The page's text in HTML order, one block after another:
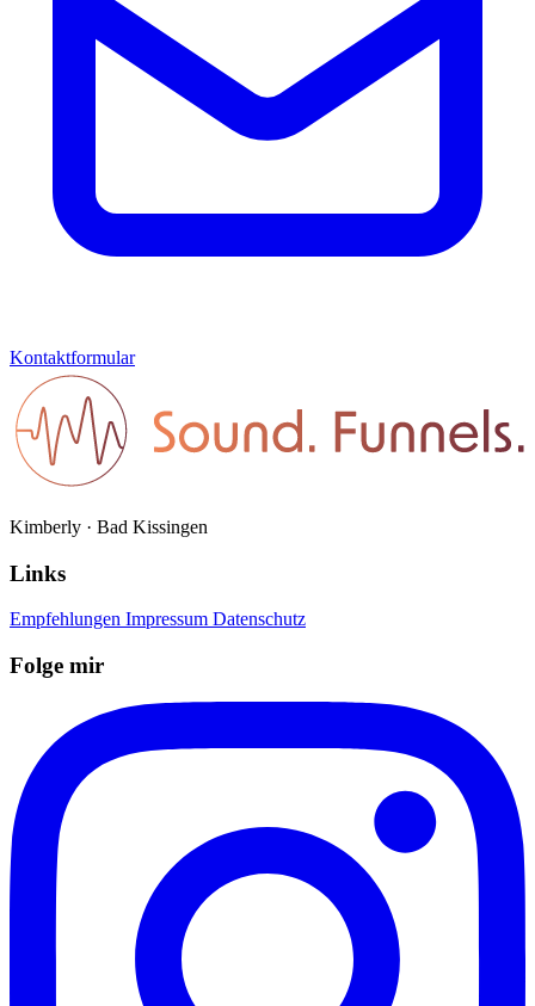
Kontaktformular
Kimberly · Bad Kissingen
Links
Empfehlungen Impressum Datenschutz
Folge mir